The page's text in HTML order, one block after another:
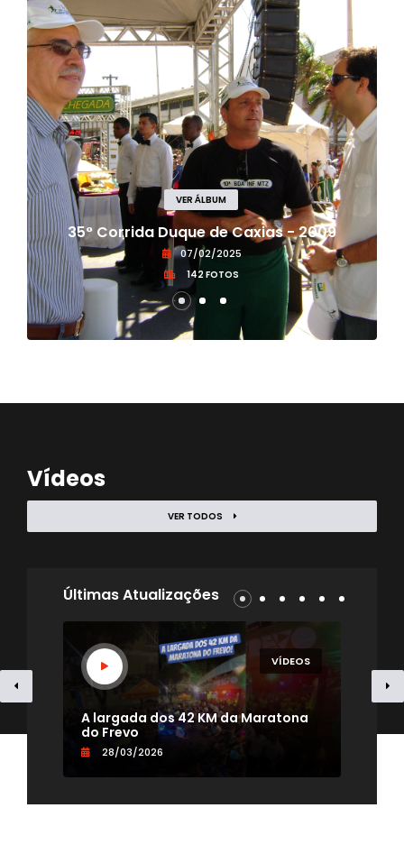
VER ÁLBUM
35° Corrida Duque de Caxias - 2009
07/02/2025
142 FOTOS
Vídeos
VER TODOS
Últimas Atualizações
A largada dos 42 KM da Maratona
do Frevo
28/03/2026
VÍDEOS